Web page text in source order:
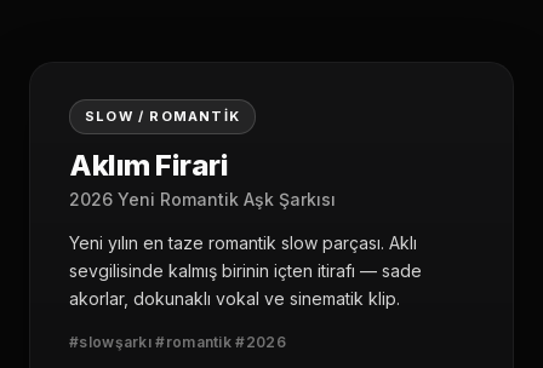
01SLOW / ROMANTIK
Aklım Firari
2026 Yeni Romantik Aşk Şarkısı
Yeni yılın en taze romantik slow parçası. Aklı
sevgilisinde kalmış birinin içten itirafı — sade
akorlar, dokunaklı vokal ve sinematik klip.
#slowşarkı #romantik #2026